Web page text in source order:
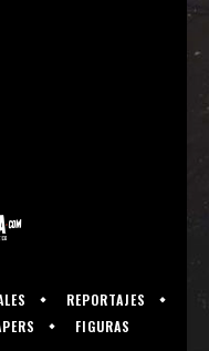
REPORTAJES
FIGURAS